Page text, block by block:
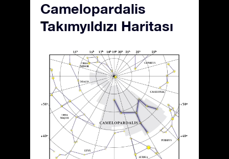
Camelopardalis
Takımyıldızı Haritası